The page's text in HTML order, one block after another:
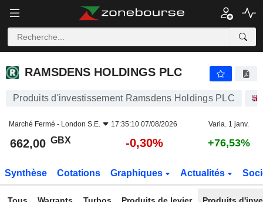
RAMSDENS HOLDINGS PLC
RAMSDENS HOLDINGS PLC
Produits d'investissement Ramsdens Holdings PLC
Marché Fermé - London S.E. 17:35:10 07/08/2026 Varia. 1 janv.
662,00 GBX -0,30% +76,53%
Synthèse Cotations Graphiques Actualités